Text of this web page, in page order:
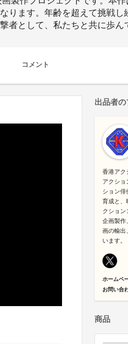
ります。年齢を超えて挑戦
として、私たちと共に歩ん
コメント
出品者
香港アク
アクショ
ション俳
育成と、
クション
企画製作
画の輸出
います。
ホームペ
お問い合
商品